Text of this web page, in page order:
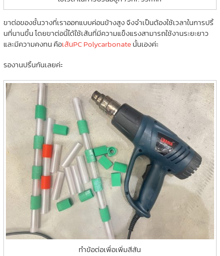
ขาต่อของชั้นวางที่เราออกแบบค่อนข้างสูง จึงจำเป็นต้องใช้เวลาในการปริ้
นที่นานขึ้น โดยขาต่อนี้ได้ใช้เส้นที่มีความแข็งแรงสามารถใช้งานระยะยาว
และมีความคงทน คือเส้นPC Polycarbonateนั้นเองค่ะ
รองานปริ้นกันเลยค่ะ
ทำข้อต่อเพื่อเพิ่มสีสัน